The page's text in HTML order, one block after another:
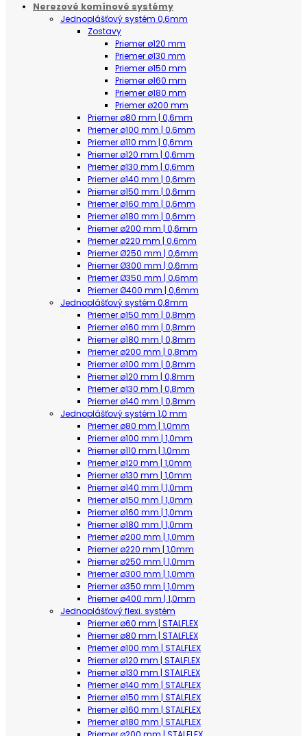
Nerezové komínové systémy
Jednoplášťový systém 0,6mm
Zostavy
Priemer ø120 mm
Priemer ø130 mm
Priemer ø150 mm
Priemer ø160 mm
Priemer ø180 mm
Priemer ø200 mm
Priemer ø80 mm | 0,6mm
Priemer ø100 mm | 0,6mm
Priemer ø110 mm | 0,6mm
Priemer ø120 mm | 0,6mm
Priemer ø130 mm | 0,6mm
Priemer ø140 mm | 0,6mm
Priemer ø150 mm | 0,6mm
Priemer ø160 mm | 0,6mm
Priemer ø180 mm | 0,6mm
Priemer ø200 mm | 0,6mm
Priemer ø220 mm | 0,6mm
Priemer Ø250 mm | 0,6mm
Priemer Ø300 mm | 0,6mm
Priemer Ø350 mm | 0,6mm
Priemer Ø400 mm | 0,6mm
Jednoplášťový systém 0,8mm
Priemer ø150 mm | 0,8mm
Priemer ø160 mm | 0,8mm
Priemer ø180 mm | 0,8mm
Priemer ø200 mm | 0,8mm
Priemer ø100 mm | 0,8mm
Priemer ø120 mm | 0,8mm
Priemer ø130 mm | 0,8mm
Priemer ø140 mm | 0,8mm
Jednoplášťový systém 1,0 mm
Priemer ø80 mm | 1,0mm
Priemer ø100 mm | 1,0mm
Priemer ø110 mm | 1,0mm
Priemer ø120 mm | 1,0mm
Priemer ø130 mm | 1,0mm
Priemer ø140 mm | 1,0mm
Priemer ø150 mm | 1,0mm
Priemer ø160 mm | 1,0mm
Priemer ø180 mm | 1,0mm
Priemer ø200 mm | 1,0mm
Priemer ø220 mm | 1,0mm
Priemer ø250 mm | 1,0mm
Priemer ø300 mm | 1,0mm
Priemer ø350 mm | 1,0mm
Priemer ø400 mm | 1,0mm
Jednoplášťový flexi. systém
Priemer ø60 mm | STALFLEX
Priemer ø80 mm | STALFLEX
Priemer ø100 mm | STALFLEX
Priemer ø120 mm | STALFLEX
Priemer ø130 mm | STALFLEX
Priemer ø140 mm | STALFLEX
Priemer ø150 mm | STALFLEX
Priemer ø160 mm | STALFLEX
Priemer ø180 mm | STALFLEX